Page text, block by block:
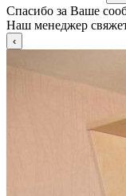
Спасибо за Ваше
Наш менеджер